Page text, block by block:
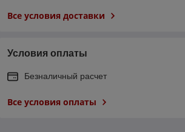
Все условия доставки
Условия оплаты
Безналичный расчет
Все условия оплаты